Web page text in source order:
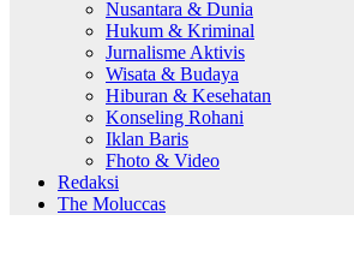
Nusantara & Dunia
Hukum & Kriminal
Jurnalisme Aktivis
Wisata & Budaya
Hiburan & Kesehatan
Konseling Rohani
Iklan Baris
Fhoto & Video
Redaksi
The Moluccas